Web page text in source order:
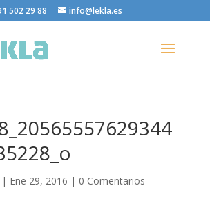
502 29 88 info@lekla.es
| Ene 29, 2016 | 0 Comentarios